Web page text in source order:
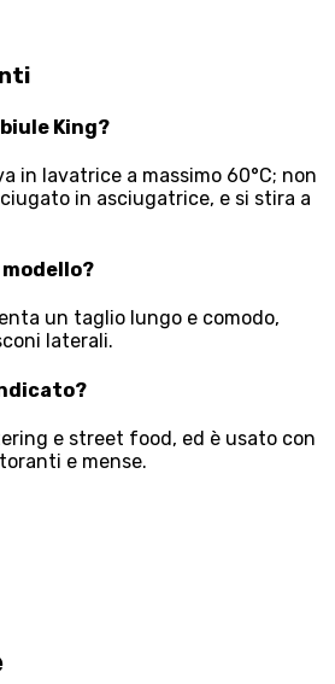
King?
in lavatrice a massimo 60°C; non
in asciugatrice, e si stira a
un taglio lungo e comodo,
laterali.
e street food, ed è usato con
e mense.